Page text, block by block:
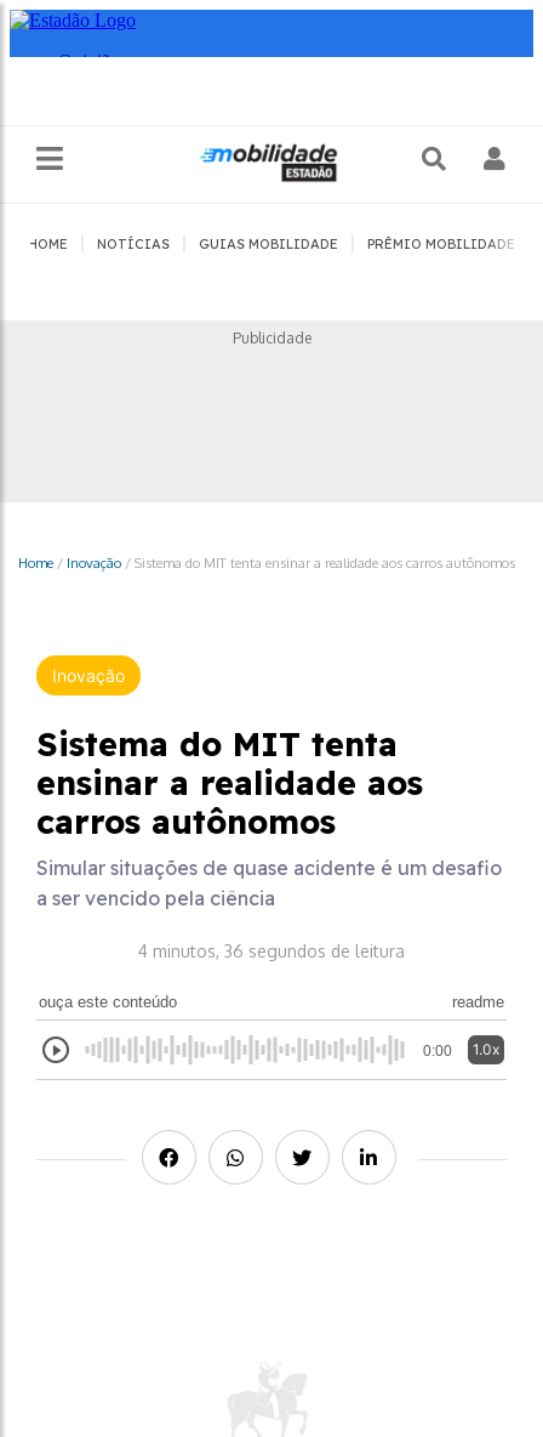
HOME NOTÍCIAS GUIAS MOBILIDADE PRÊMIO MOBILIDADE
Publicidade
Home / Inovação / Sistema do MIT tenta ensinar a realidade aos carros autônomos
Inovação
Sistema do MIT tenta
ensinar a realidade aos
carros autônomos
Simular situações de quase acidente é um desafio
a ser vencido pela ciência
4 minutos, 36 segundos de leitura
ouça este conteúdo readme
0:00 1.0x